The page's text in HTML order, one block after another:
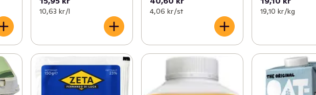
10,63 kr /l 4,06 kr /st 19,10 kr /kg